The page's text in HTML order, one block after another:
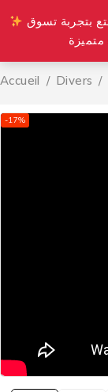
Accueil / Divers /
-17%